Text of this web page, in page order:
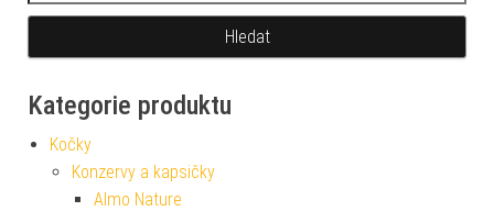
Kategorie produktu
Kočky
Konzervy a kapsičky
Almo Nature